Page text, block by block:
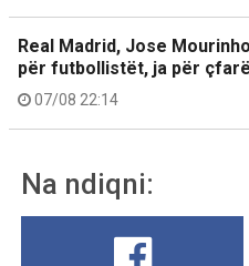
Real Madrid, Jose
për futbollistët, ja për
07/08 22:14
Na ndiqni: